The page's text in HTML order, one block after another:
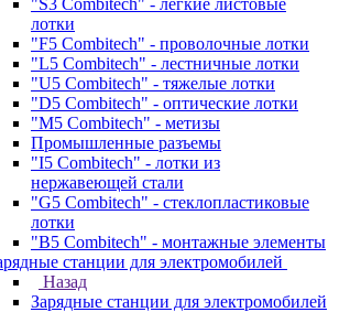
"S3 Combitech" - легкие листовые
лотки
"F5 Combitech" - проволочные лотки
"L5 Combitech" - лестничные лотки
"U5 Combitech" - тяжелые лотки
"D5 Combitech" - оптические лотки
"M5 Combitech" - метизы
Промышленные разъемы
"I5 Combitech" - лотки из
нержавеющей стали
"G5 Combitech" - стеклопластиковые
лотки
"B5 Combitech" - монтажные элементы
станции для электромобилей
Назад
Зарядные станции для электромобилей